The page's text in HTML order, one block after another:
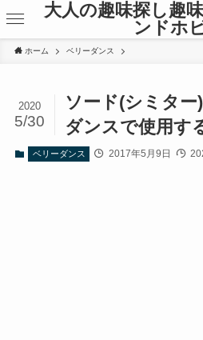
大人の趣味探し趣
ンドホ
ホーム ベリーダンス
ソード(シミタ
ダンスで使用す
2020
5/30
ベリーダンス 2017年5月9日